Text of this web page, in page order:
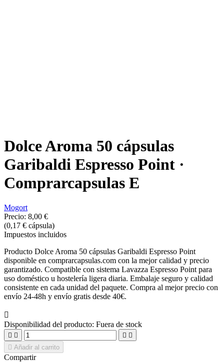
Dolce Aroma 50 cápsulas
Garibaldi Espresso Point ·
Comprarcapsulas E
Mogort
Precio: 8,00 €
(0,17 € cápsula)
Impuestos incluidos
Producto Dolce Aroma 50 cápsulas Garibaldi Espresso Point
disponible en comprarcapsulas.com con la mejor calidad y precio
garantizado. Compatible con sistema Lavazza Espresso Point para
uso doméstico u hostelería ligera diaria. Embalaje seguro y calidad
consistente en cada unidad del paquete. Compra al mejor precio con
envío 24-48h y envío gratis desde 40€.

Disponibilidad del producto: Fuera de stock
   
 Añadir al carrito
Compartir